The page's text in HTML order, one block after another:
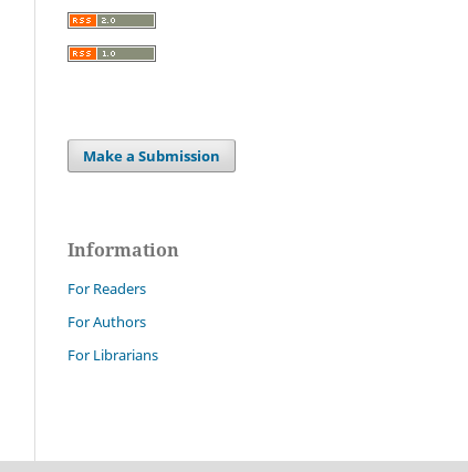
Make a Submission
Information
For Readers
For Authors
For Librarians